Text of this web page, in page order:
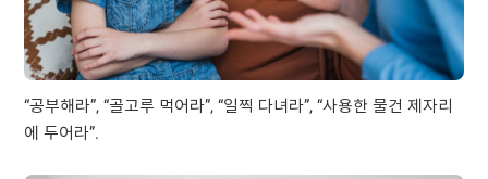
“공부해라”, “골고루 먹어라”, “일찍 다녀라”, “사용한 물건 제자리
에 두어라”.